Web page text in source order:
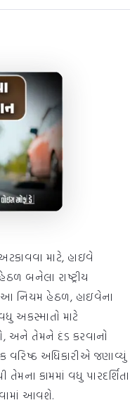
માટે, હાઇવે
બનેલા રાષ્ટ્રીય
આ નિયમ હેઠળ, હાઇવેના
અકસ્માતો માટે
અને તેમને દંડ કરવાનો
વરિષ્ઠ અધિકારીએ જણાવ્યું
તેમના કામમાં વધુ પારદર્શિતા
આવશે.